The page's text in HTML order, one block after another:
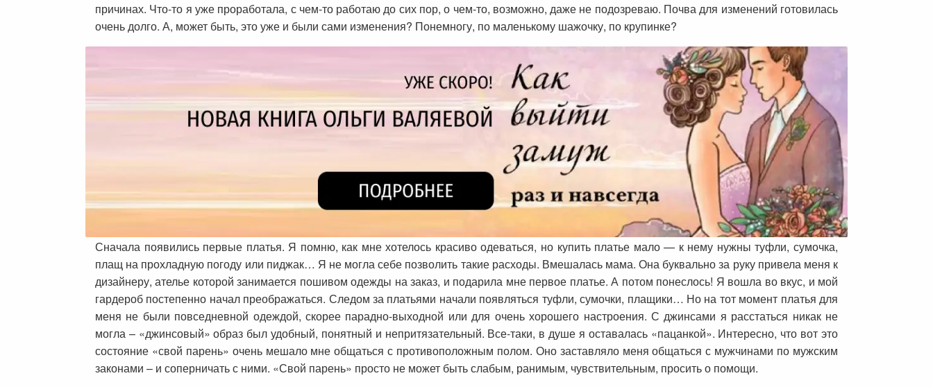
причинах. Что-то я уже проработала, с чем-то работаю до сих пор, о чем-то, возможно, даже не подозреваю. Почва для изменений готовилась
очень долго. А, может быть, это уже и были сами изменения? Понемногу, по маленькому шажочку, по крупинке?
Сначала появились первые платья. Я помню, как мне хотелось красиво одеваться, но купить платье мало — к нему нужны туфли, сумочка,
плащ на прохладную погоду или пиджак… Я не могла себе позволить такие расходы. Вмешалась мама. Она буквально за руку привела меня к
дизайнеру, ателье которой занимается пошивом одежды на заказ, и подарила мне первое платье. А потом понеслось! Я вошла во вкус, и мой
гардероб постепенно начал преображаться. Следом за платьями начали появляться туфли, сумочки, плащики… Но на тот момент платья для
меня не были повседневной одеждой, скорее парадно-выходной или для очень хорошего настроения. С джинсами я расстаться никак не
могла – «джинсовый» образ был удобный, понятный и непритязательный. Все-таки, в душе я оставалась «пацанкой». Интересно, что вот это
состояние «свой парень» очень мешало мне общаться с противоположным полом. Оно заставляло меня общаться с мужчинами по мужским
законами – и соперничать с ними. «Свой парень» просто не может быть слабым, ранимым, чувствительным, просить о помощи.